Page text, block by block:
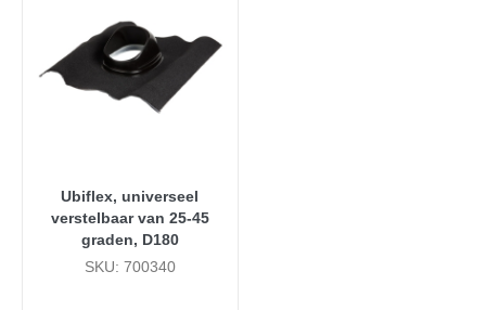
Ubiflex, universeel
verstelbaar van 25-45
graden, D180
SKU: 700340